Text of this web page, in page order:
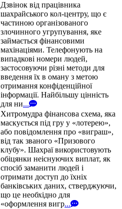
Дзвінок від працівника
шахрайського кол-центру, що є
частиною організованого
злочинного угрупування, яке
займається фінансовими
махінаціями. Телефонують на
випадкові номери людей,
застосовуючи різні методи для
введення їх в оману з метою
отримання конфіденційної
інформації. Найбільшу цінність
для ни...
Хитромудра фінансова схема, яка
маскується під гру у «лотерею»,
або повідомлення про «виграш»,
від так званого «Призового
клубу». Шахраї використовують
обіцянки неіснуючих виплат, як
спосіб заманити людей і
отримати доступ до їхніх
банківських даних, стверджуючи,
що це необхідно для
«оформлення вигр...